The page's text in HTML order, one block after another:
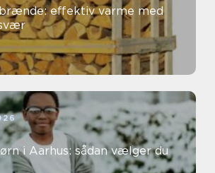
effektiv varme med
i Aarhus: sådan vælger du